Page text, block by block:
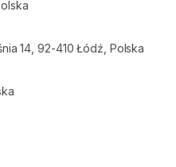
14, 92-410 Łódź, Polska